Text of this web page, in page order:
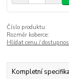
Číslo produktu:
Rozměr koberce:
Hlídat cenu /
Kompletní